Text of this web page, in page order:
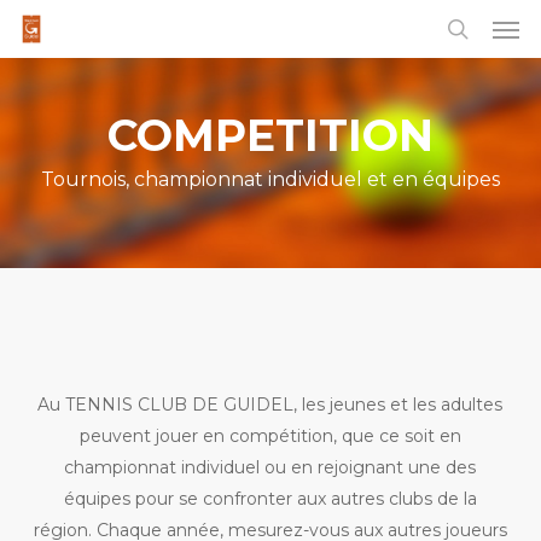
Skip
COMPETITION
Tournois, championnat individuel et en équipes
Au TENNIS CLUB DE GUIDEL, les jeunes et les adultes
peuvent jouer en compétition, que ce soit en
championnat individuel ou en rejoignant une des
équipes pour se confronter aux autres clubs de la
région. Chaque année, mesurez-vous aux autres joueurs